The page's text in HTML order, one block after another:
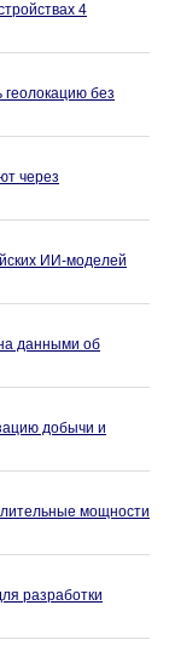
4
геолокацию без
через
ИИ-моделей
данными об
добычи и
мощности
разработки